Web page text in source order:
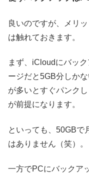
良いのですが、メリ
は触れておきます。
まず、iCloudにバッ
ージだと5GB分しか
が多いとすぐパンク
が前提になります。
といっても、50GBで
はありません（笑）。
一方でPCにバックア